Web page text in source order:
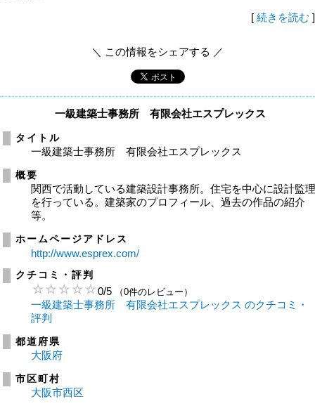
[ 続きを読む ]
＼ この情報をシェアする ／
一級建築士事務所 有限会社エスプレックス
タイトル
一級建築士事務所 有限会社エスプレックス
概要
関西で活動している建築設計事務所。住宅を中心に設計監
を行っている。建築家のプロフィール、過去の作品の紹介
等。
ホームページアドレス
http://www.esprex.com/
クチコミ・評判
0/5 （0件のレビュー）
一級建築士事務所 有限会社エスプレックス のクチコミ・
評判
都道府県
大阪府
市区町村
大阪市西区